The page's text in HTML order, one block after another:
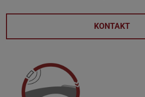
KONTAKT